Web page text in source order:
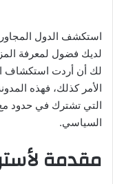
استكشف الدول
لديك فضول لمعرفة
لك أن أردت استكشاف
الأمر كذلك، فهذه
التي تشترك في حدود
السياسي.
مقدمة